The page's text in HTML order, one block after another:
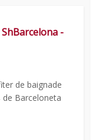
-
de baignade
Barceloneta